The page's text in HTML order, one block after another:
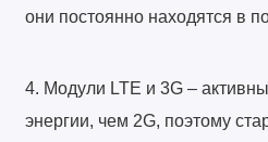
они постоянно находятся в
4. Модули LTE и 3G –
энергии, чем 2G, поэтому